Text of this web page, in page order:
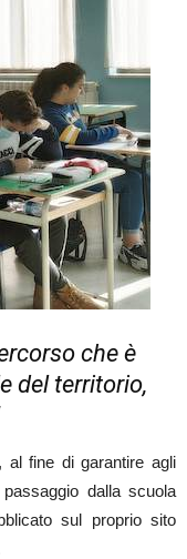
che è
del territorio,
al fine di garantire agli
dalla scuola
sul proprio sito